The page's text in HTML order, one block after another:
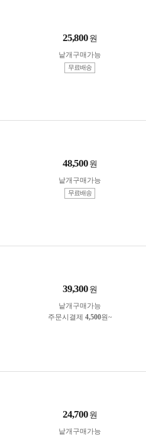
25,800 원
낱개구매가능
무료배송
48,500 원
낱개구매가능
무료배송
39,300 원
낱개구매가능
주문시결제 4,500원~
24,700 원
낱개구매가능